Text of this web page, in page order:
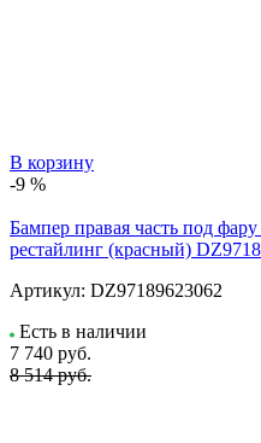
В корзину
-9 %
Бампер правая часть под
рестайлинг (красный)
Артикул: DZ97189623062
Есть в наличии
7 740 руб.
8 514 руб.